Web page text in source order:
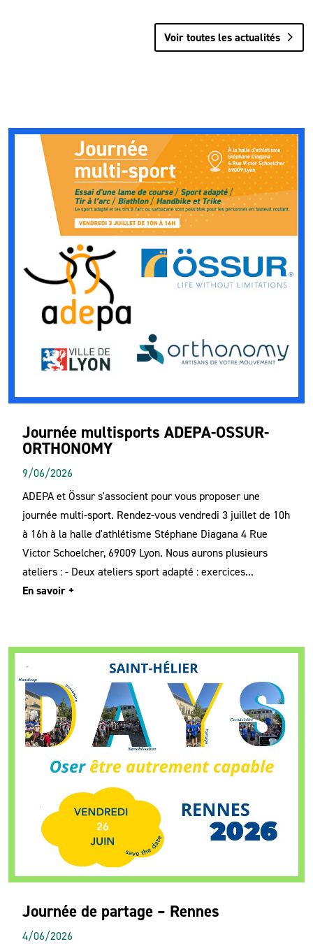
Voir toutes les actualités
Journée multisports ADEPA-OSSUR-
ORTHONOMY
9/06/2026
ADEPA et Össur s'associent pour vous proposer une
journée multi-sport. Rendez-vous vendredi 3 juillet de 10h
à 16h à la halle d'athlétisme Stéphane Diagana 4 Rue
Victor Schoelcher, 69009 Lyon. Nous aurons plusieurs
ateliers : - Deux ateliers sport adapté : exercices...
En savoir +
Journée de partage – Rennes
4/06/2026